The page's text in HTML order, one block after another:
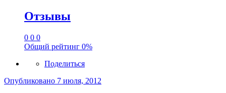
Отзывы
0 0 0
Общий рейтинг 0%
Поделиться
Опубликовано 7 июля, 2012